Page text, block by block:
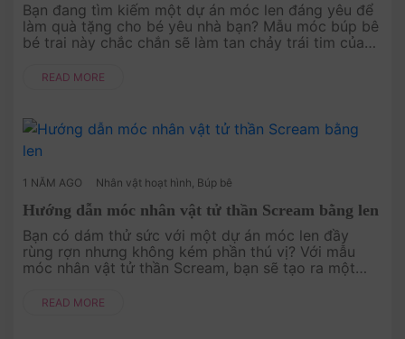
Bạn đang tìm kiếm một dự án móc len đáng yêu để
làm quà tặng cho bé yêu nhà bạn? Mẫu móc búp bê
bé trai này chắc chắn sẽ làm tan chảy trái tim của
thương. Đơn giản nhưng đầy....
READ MORE
1 NĂM AGO Nhân vật hoạt hình, Búp bê
Hướng dẫn móc nhân vật tử thần Scream bằng len
Bạn có dám thử sức với một dự án móc len đầy
rùng rợn nhưng không kém phần thú vị? Với mẫu
móc nhân vật tử thần Scream, bạn sẽ tạo ra một
hoặc làm quà tặng đặc biệt ch....
READ MORE